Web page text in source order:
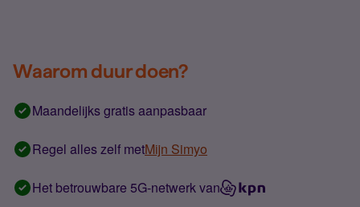
Waarom duur doen?
Maandelijks gratis aanpasbaar
Regel alles zelf metMijn Simyo
Het betrouwbare 5G-netwerk van